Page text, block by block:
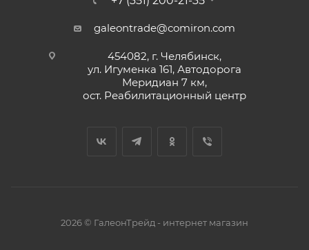
galeontrade@comiron.com
454082, г. Челябинск,
ул. Игуменка 161, Автодорога
Меридиан 7 км,
ост. Реабилитационный центр
2026 © ГалеонТрейд - интернет магазин